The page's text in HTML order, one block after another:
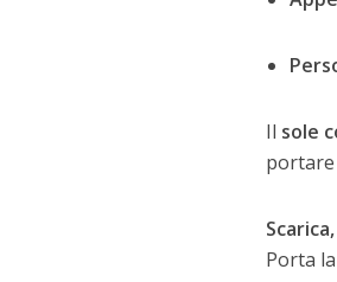
Il sole
portare
Porta